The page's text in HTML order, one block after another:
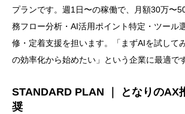
プランです。週1日〜の稼働で、月額30万〜
務フロー分析・AI活用ポイント特定・ツール
修・定着支援を担います。「まずAIを試して
の効率化から始めたい」という企業に最適です
STANDARD PLAN ｜ となりの
奨